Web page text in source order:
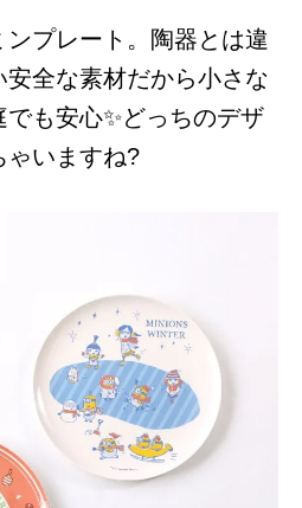
プレート。陶器とは違
安全な素材だから小さな
も安心✨どっちのデザ
ゃいますね?